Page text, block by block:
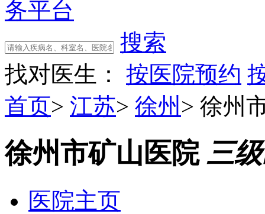
搜索
找对医生：
按医院预约
首页> 江苏> 徐州 > 徐州
徐州市矿山医院 三
医院主页